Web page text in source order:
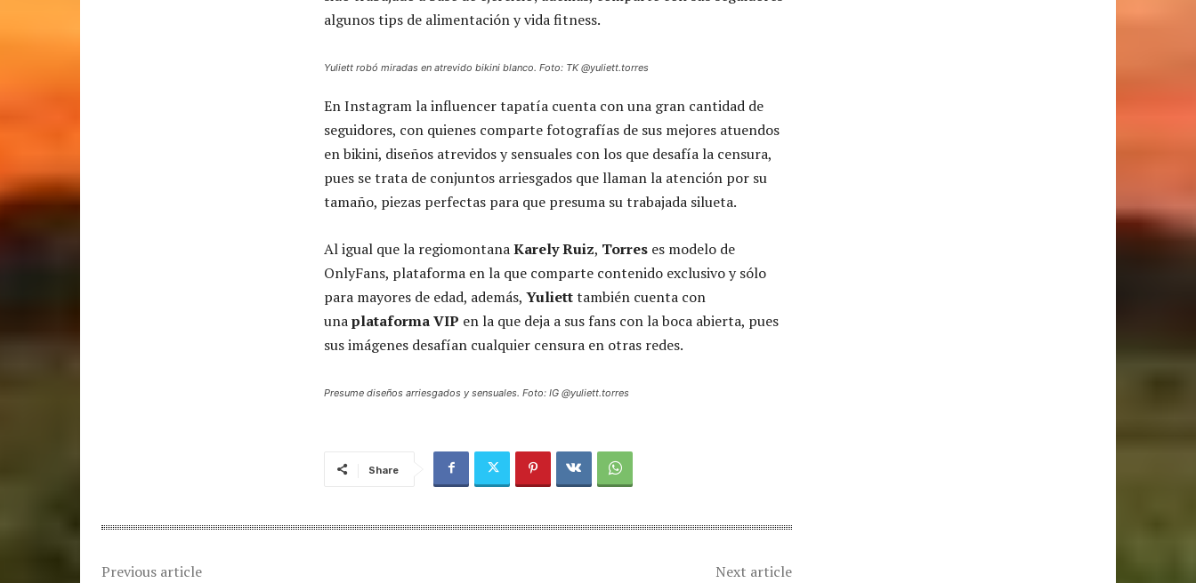
algunos tips de alimentación y vida fitness.
Yuliett robó miradas en atrevido bikini blanco. Foto: TK @yuliett.torres
En Instagram la influencer tapatía cuenta con una gran cantidad de
seguidores, con quienes comparte fotografías de sus mejores atuendos
en bikini, diseños atrevidos y sensuales con los que desafía la censura,
pues se trata de conjuntos arriesgados que llaman la atención por su
tamaño, piezas perfectas para que presuma su trabajada silueta.
Al igual que la regiomontanaKarely Ruiz, Torres es modelo de
OnlyFans, plataforma en la que comparte contenido exclusivo y sólo
para mayores de edad, además, Yulietttambién cuenta con
unaplataforma VIP en la que deja a sus fans con la boca abierta, pues
sus imágenes desafían cualquier censura en otras redes.
Presume diseños arriesgados y sensuales. Foto: IG @yuliett.torres
Share
Previous article
Next article